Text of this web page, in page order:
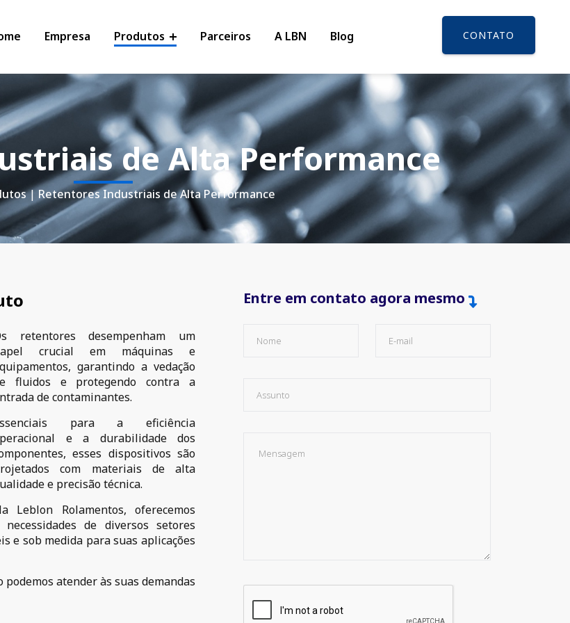
Empresa Produtos Parceiros A LBN Blog CONTATO
de Alta Performance
|Retentores Industriais de Alta Performance
retentores desempenham um
crucial em máquinas e
garantindo a vedação
fluidos e protegendo contra a
de contaminantes.
para a eficiência
e a durabilidade dos
esses dispositivos são
com materiais de alta
e precisão técnica.
Leblon Rolamentos, oferecemos
de diversos setores
e sob medida para suas aplicações
podemos atender às suas demandas
Entre em contato agora mesmo